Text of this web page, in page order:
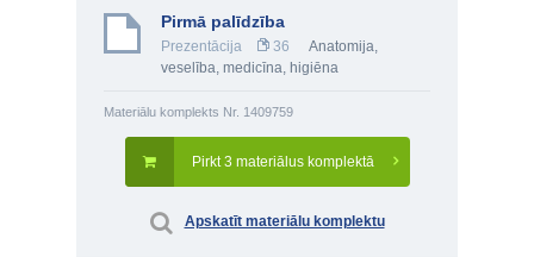
Pirmā palīdzība
Prezentācija 36
Anatomija,
veselība, medicīna, higiēna
Materiālu komplekts Nr. 1409759
Pirkt 3 materiālus komplektā
Apskatīt materiālu komplektu